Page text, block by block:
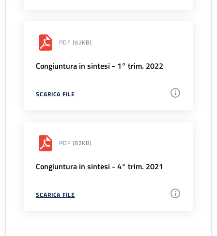
PDF (82KB)
Congiuntura in sintesi - 1° trim. 2022
SCARICA FILE
PDF (82KB)
Congiuntura in sintesi - 4° trim. 2021
SCARICA FILE